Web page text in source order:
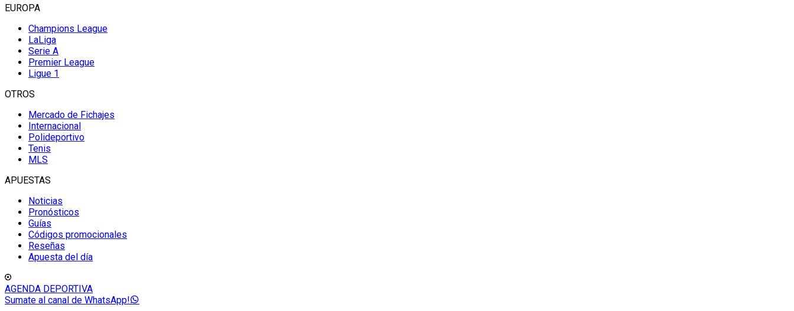
EUROPA
Champions League
LaLiga
Serie A
Premier League
Ligue 1
OTROS
Mercado de Fichajes
Internacional
Polideportivo
Tenis
MLS
APUESTAS
Noticias
Pronósticos
Guías
Códigos promocionales
Reseñas
Apuesta del día
AGENDA DEPORTIVA
Sumate al canal de WhatsApp!